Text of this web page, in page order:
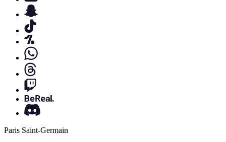
Paris Saint-Germain